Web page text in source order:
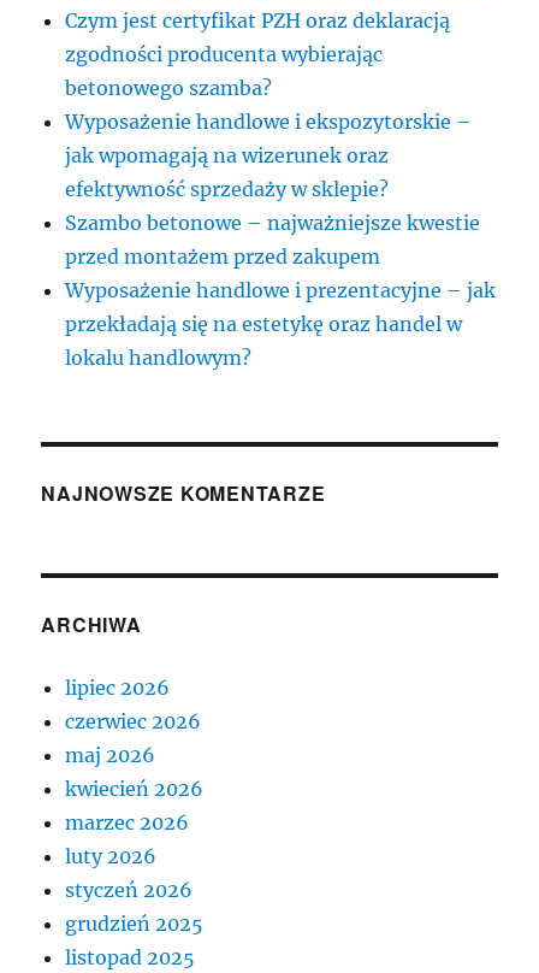
Czym jest certyfikat PZH oraz deklaracją
zgodności producenta wybierając
betonowego szamba?
Wyposażenie handlowe i ekspozytorskie –
jak wpomagają na wizerunek oraz
efektywność sprzedaży w sklepie?
Szambo betonowe – najważniejsze kwestie
przed montażem przed zakupem
Wyposażenie handlowe i prezentacyjne – jak
przekładają się na estetykę oraz handel w
lokalu handlowym?
NAJNOWSZE KOMENTARZE
ARCHIWA
lipiec 2026
czerwiec 2026
maj 2026
kwiecień 2026
marzec 2026
luty 2026
styczeń 2026
grudzień 2025
listopad 2025